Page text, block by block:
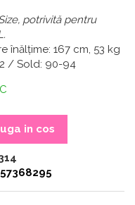
potrivită pentru
înălțime: 167 cm, 53 kg
/ Sold: 90-94
in cos